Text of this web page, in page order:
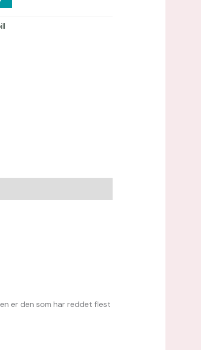
er den som har reddet flest